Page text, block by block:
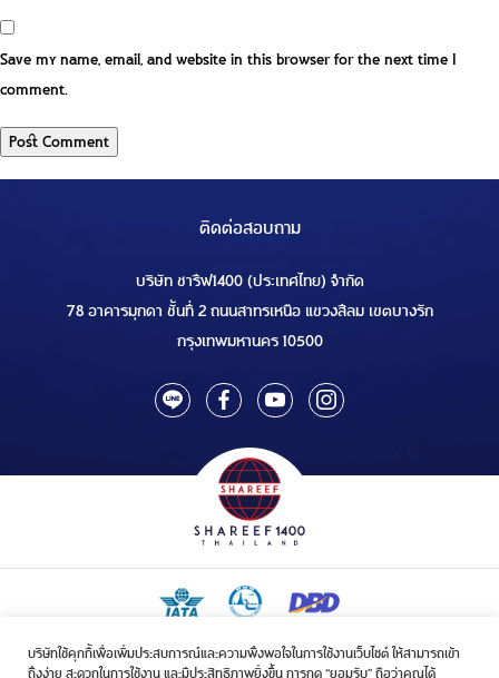
บริษัทใช้คุกกี้เพื่อเพิ่มประสบการณ์และความพึงพอใจในการใช้งานเว็บไซต์ ให้สามารถเข้า
ถึงง่าย สะดวกในการใช้งาน และมีประสิทธิภาพยิ่งขึ้น การกด “ยอมรับ” ถือว่าคุณได้
Save my name, email, and website in this browser for the next time I
comment.
ติดต่อสอบถาม
บริษัท ชารีฟ1400 (ประเทศไทย) จำกัด
78 อาคารมุกดา ชั้นที่ 2 ถนนสาทรเหนือ แขวงสีลม เขตบางรัก
กรุงเทพมหานคร 10500
ใบอนุญาตเป็นผู้ประกอบกิจการรับจัดบริการขนส่งในกิจการฮัจย์เลขที่ 1/2568